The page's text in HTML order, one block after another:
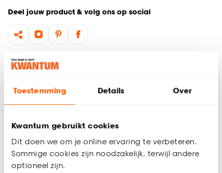
Toestemming Details Over
Kwantum gebruikt cookies
Dit doen we om je online ervaring te verbeteren.
Sommige cookies zijn noodzakelijk, terwijl andere
optioneel zijn.
Deel jouw product & volg ons op social
Hulp nodig? Wij regelen het voor je!
Wil je zeker weten dat deze raamdecoratie bij de rest van
kleurstalen en bekijk of vergelijk eenvoudig welke
raamdecoratie jouw favoriet is. Zo ben je 100% zeker van de
juiste keuze. De kleurstalen worden binnen 2 à 3 werkdagen